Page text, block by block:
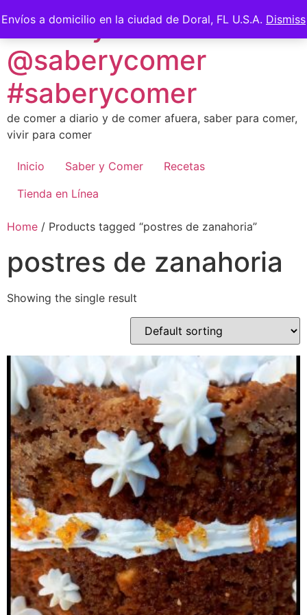
Envíos a domicilio en la ciudad de Doral, FL U.S.A. Dismiss
to
content
Saber y Comer -
@saberycomer
#saberycomer
de comer a diario y de comer afuera, saber para comer,
vivir para comer
Inicio Saber y Comer
Recetas
Tienda en Línea
Home / Products tagged “postres de zanahoria”
postres de zanahoria
Showing the single result